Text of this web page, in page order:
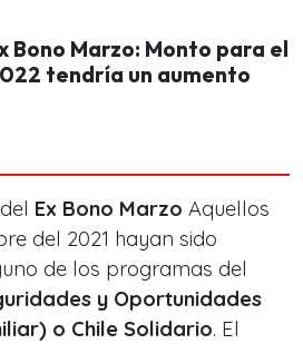
Bono Marzo: Monto para el
tendría un aumento
Ex Bono Marzo Aquellos
del 2021 hayan sido
de los programas del
y Oportunidades
o Chile Solidario. El